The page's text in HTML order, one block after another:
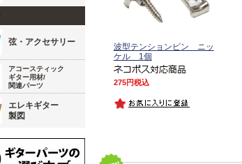
弦・アクセサリー
アコースティック
ギター用材/
関連パーツ
エレキギター
製図
波型テンションピン ニッ
ケル 1個
275 税込